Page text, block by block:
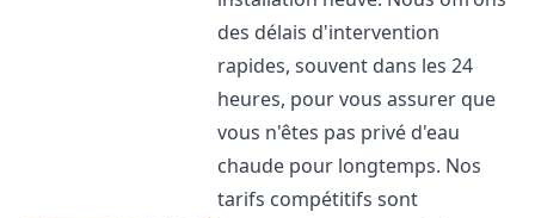
des délais d'intervention
rapides, souvent dans les 24
heures, pour vous assurer que
vous n'êtes pas privé d'eau
chaude pour longtemps. Nos
tarifs compétitifs sont